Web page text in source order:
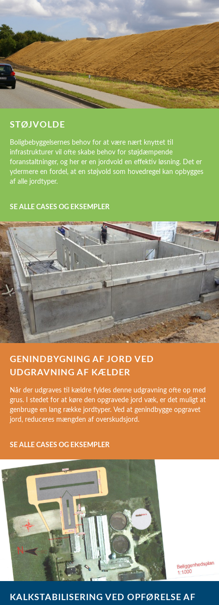
STØJVOLDE
Boligbebyggelsernes behov for at være nært knyttet til
infrastrukturer vil ofte skabe behov for støjdæmpende
foranstaltninger, og her er en jordvold en effektiv løsning. Det er
ydermere en fordel, at en støjvold som hovedregel kan opbygges
af alle jordtyper.
SE ALLE CASES OG EKSEMPLER
GENINDBYGNING AF JORD VED
UDGRAVNING AF KÆLDER
Når der udgraves til kældre fyldes denne udgravning ofte op med
grus. I stedet for at køre den opgravede jord væk, er det muligt at
genbruge en lang række jordtyper. Ved at genindbygge opgravet
jord, reduceres mængden af overskudsjord.
SE ALLE CASES OG EKSEMPLER
KALKSTABILISERING VED OPFØRELSE AF